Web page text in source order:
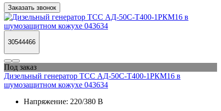
Заказать звонок
30544466
Под заказ
Дизельный генератор ТСС АД-50С-Т400-1РКМ16 в
шумозащитном кожухе 043634
Напряжение: 220/380 В